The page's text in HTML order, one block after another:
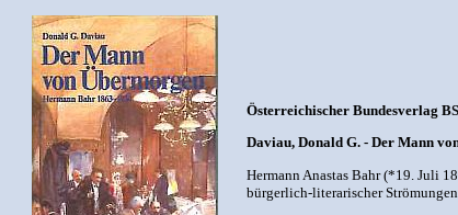
Österreichischer Bundesverlag
Daviau, Donald G. - Der Mann
Hermann Anastas Bahr (*19. Juli
bürgerlich-literarischer